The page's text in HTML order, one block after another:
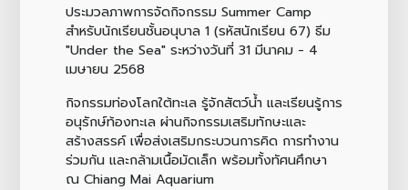
ประมวลภาพการจัดกิจกรรม Summer Camp
สำหรับนักเรียนชั้นอนุบาล 1 (รหัสนักเรียน 67) ธีม
"Under the Sea" ระหว่างวันที่ 31 มีนาคม - 4
เมษายน 2568
กิจกรรมท่องโลกใต้ทะเล รู้จักสัตว์น้ำ และเรียนรู้การ
อนุรักษ์ท้องทะเล ผ่านกิจกรรมเสริมทักษะและ
สร้างสรรค์ เพื่อส่งเสริมกระบวนการคิด การทำงาน
ร่วมกัน และกล้ามเนื้อมัดเล็ก พร้อมทั้งทัศนศึกษา
ณ Chiang Mai Aquarium